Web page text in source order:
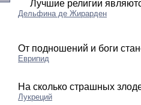
Лучшие религии
Дельфина де Жирарден
От подношений и боги
Еврипид
На сколько страшных
Лукреций